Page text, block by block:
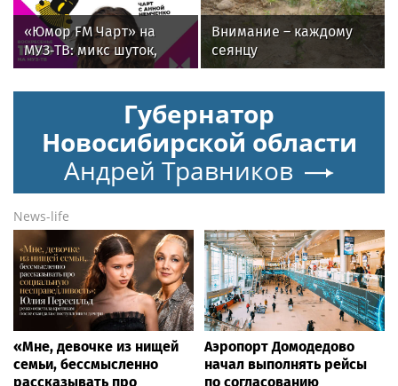
«Юмор FM Чарт» на
МУЗ‑ТВ: микс шуток,
песен и позитива
Внимание – каждому
сеянцу
Губернатор
Новосибирской области
Андрей Травников
News-life
«Мне, девочке из нищей
семьи, бессмысленно
рассказывать про
Аэропорт Домодедово
начал выполнять рейсы
по согласованию